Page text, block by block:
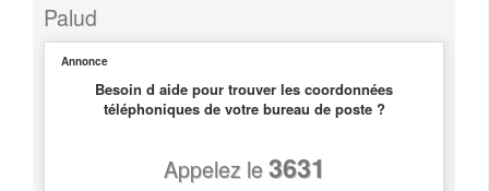
Palud
Annonce
Besoin d aide pour trouver les coordonnées
téléphoniques de votre bureau de poste ?
Appelez le3631